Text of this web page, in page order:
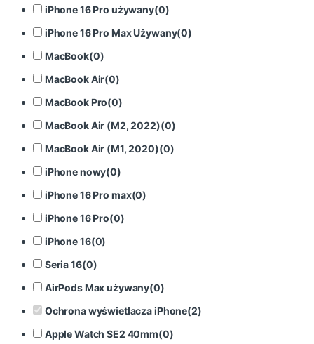
iPhone 16 Pro używany(0)
iPhone 16 Pro Max Używany(0)
MacBook(0)
MacBook Air(0)
MacBook Pro(0)
MacBook Air (M2, 2022)(0)
MacBook Air (M1, 2020)(0)
iPhone nowy(0)
iPhone 16 Pro max(0)
iPhone 16 Pro(0)
iPhone 16(0)
Seria 16(0)
AirPods Max używany(0)
Ochrona wyświetlacza iPhone(2)
Apple Watch SE2 40mm(0)